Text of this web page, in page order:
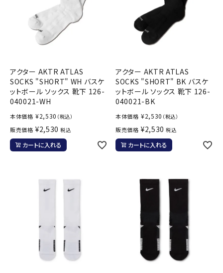
SALE品はこちら
INFORMATIOM
お問い合わせ
メルマガ登録
プライバシーポリシー
アクター AKTR ATLAS
SOCKS "SHORT" WH バスケ
ットボール ソックス 靴下 126-
040021-WH
本体価格 ¥2,530 （税込）
販売価格 ¥2,530 税込
カートに入れる
アクター AKTR ATLAS
SOCKS "SHORT" BK バスケ
ットボール ソックス 靴下 126-
040021-BK
本体価格 ¥2,530 （税込）
販売価格 ¥2,530 税込
カートに入れる